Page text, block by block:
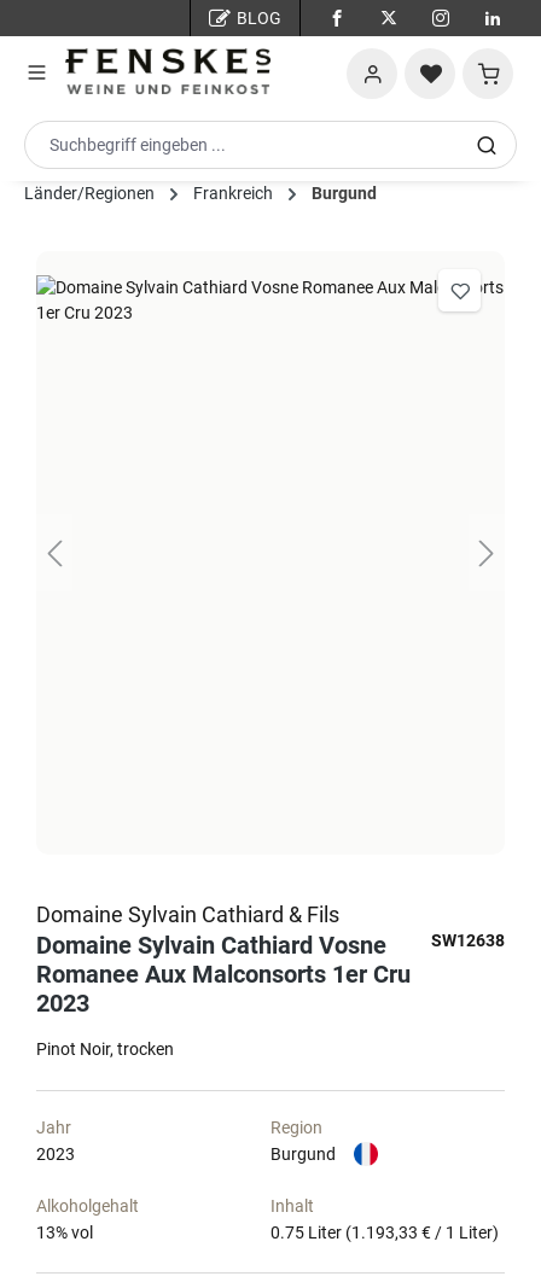
BLOG
Länder/Regionen Frankreich Burgund
Domaine Sylvain Cathiard & Fils
Domaine Sylvain Cathiard Vosne
Romanee Aux Malconsorts 1er Cru
2023
SW12638
Pinot Noir trocken
Jahr
2023
Region
Burgund
Alkoholgehalt
13% vol
Inhalt
0.75 Liter (1.193,33 € / 1 Liter)